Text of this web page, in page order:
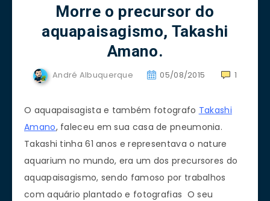
Morre o precursor do
aquapaisagismo, Takashi
Amano.
André Albuquerque 05/08/2015 1
O aquapaisagista e também fotografo Takashi
Amano, faleceu em sua casa de pneumonia.
Takashi tinha 61 anos e representava o nature
aquarium no mundo, era um dos precursores do
aquapaisagismo, sendo famoso por trabalhos
com aquário plantado e fotografias O seu